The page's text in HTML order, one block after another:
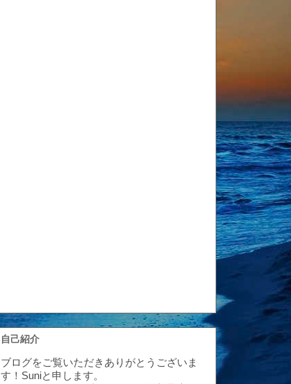
自己紹介
ブログをご覧いただきありがとうございま
す！Suniと申します。